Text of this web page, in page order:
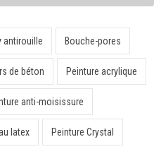
antirouille Bouche-pores
de béton Peinture acrylique
anti-moisissure
latex Peinture Crystal